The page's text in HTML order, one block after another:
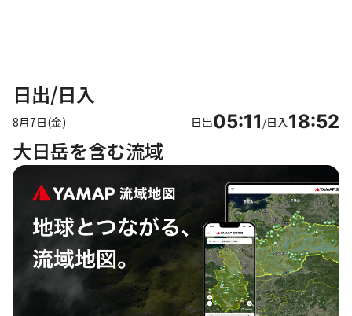
日出/日入
8月7日(金) 日出05:11 /日入18:52
大日岳を含む流域